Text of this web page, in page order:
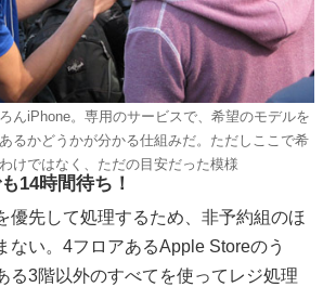
んiPhone。専用のサービスで、希望のモデルを
るかどうかが分かる仕組みだ。ただしここで希
けではなく、ただの目安だった模様
14時間待ち！
先して処理するため、非予約組のほ
ない。4フロアあるApple Storeのう
る3階以外のすべてを使ってレジ処理